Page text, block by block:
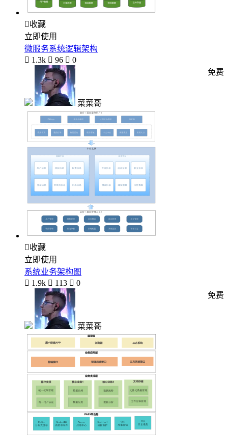
收藏
立即使用
微服务系统逻辑架构
 1.3k  96  0
菜菜哥
免费
收藏
立即使用
系统业务架构图
 1.9k  113  0
菜菜哥
免费